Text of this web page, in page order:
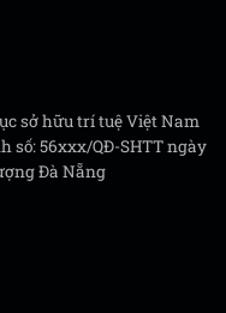
sở hữu trí tuệ Việt Nam
số: 56xxx/QĐ-SHTT ngày
Đà Nẵng